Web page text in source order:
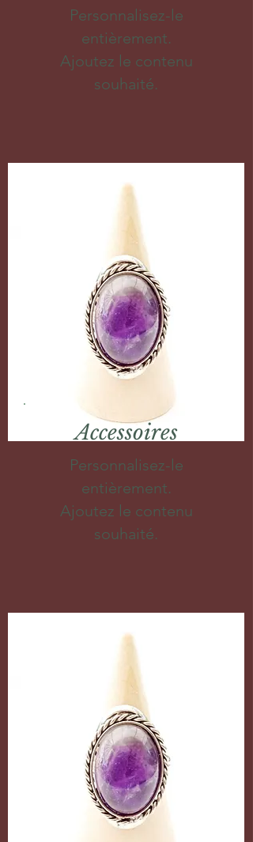
Personnalisez-le
entièrement.
Ajoutez le contenu
souhaité.
Accessoires
Personnalisez-le
entièrement.
Ajoutez le contenu
souhaité.